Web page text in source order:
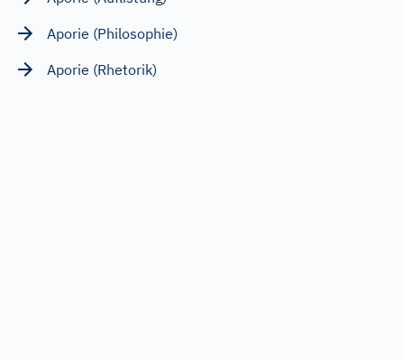
Aporie (Philosophie)
Aporie (Rhetorik)